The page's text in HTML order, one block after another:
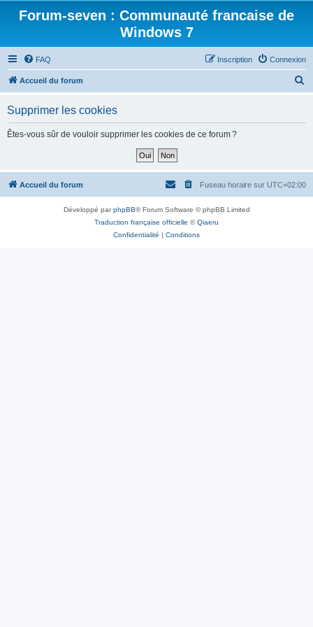
Forum-seven : Communauté francaise de
Windows 7
FAQ Connexion
Inscription
Accueil du forum
h
Supprimer les cookies
Êtes-vous sûr de vouloir supprimer les cookies de ce forum ?
Accueil du forum Fuseau horaire sur UTC+02:00
Développé parphpBB® Forum Software © phpBB Limited
Traduction française officielle ©Qiaeru
Confidentialité | Conditions